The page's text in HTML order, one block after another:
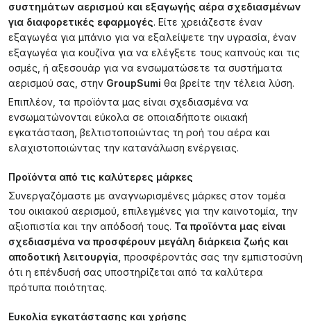
συστημάτων αερισμού και εξαγωγής αέρα σχεδιασμένων
για διαφορετικές εφαρμογές. Είτε χρειάζεστε έναν
εξαγωγέα για μπάνιο για να εξαλείψετε την υγρασία, έναν
εξαγωγέα για κουζίνα για να ελέγξετε τους καπνούς και τις
οσμές, ή αξεσουάρ για να ενσωματώσετε τα συστήματα
αερισμού σας, στην GroupSumi θα βρείτε την τέλεια λύση.
Επιπλέον, τα προϊόντα μας είναι σχεδιασμένα να
ενσωματώνονται εύκολα σε οποιαδήποτε οικιακή
εγκατάσταση, βελτιστοποιώντας τη ροή του αέρα και
ελαχιστοποιώντας την κατανάλωση ενέργειας.
Προϊόντα από τις καλύτερες μάρκες
Συνεργαζόμαστε με αναγνωρισμένες μάρκες στον τομέα
του οικιακού αερισμού, επιλεγμένες για την καινοτομία, την
αξιοπιστία και την απόδοσή τους. Τα προϊόντα μας είναι
σχεδιασμένα να προσφέρουν μεγάλη διάρκεια ζωής και
αποδοτική λειτουργία, προσφέροντάς σας την εμπιστοσύνη
ότι η επένδυσή σας υποστηρίζεται από τα καλύτερα
πρότυπα ποιότητας.
Ευκολία εγκατάστασης και χρήσης